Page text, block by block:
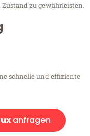
zu gewährleisten.
schnelle und effiziente
anfragen